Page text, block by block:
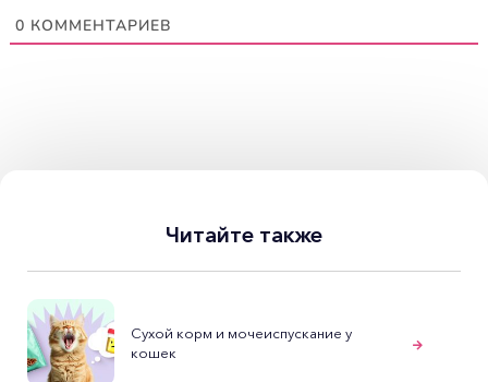
0 КОММЕНТАРИЕВ
Читайте также
Сухой корм и мочеиспускание у
кошек